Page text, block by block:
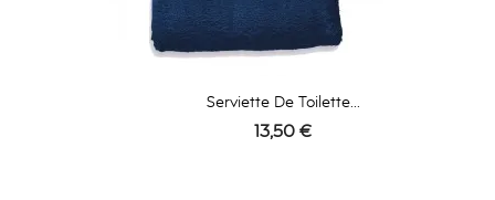
Serviette De Toilette...
Prix
13,50 €